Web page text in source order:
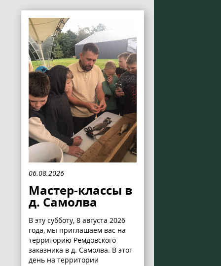
06.08.2026
Мастер-классы в
д. Самолва
В эту субботу, 8 августа 2026
года, мы приглашаем вас на
территорию Ремдовского
заказника в д. Самолва. В этот
день на территории